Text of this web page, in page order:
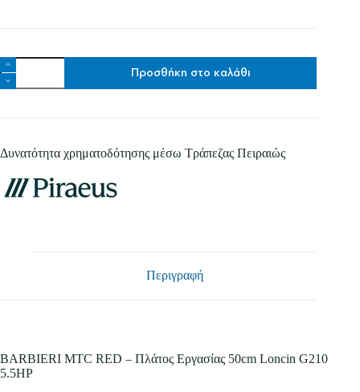
BARBIERI
MTC
RED
εργασίας:
Loncin
210
5,5
Προσθήκη στο καλάθι
Δυνατότητα χρηματοδότησης μέσω Τράπεζας Πειραιώς
Περιγραφή
BARBIERI MTC RED – Πλάτος Εργασίας 50cm Loncin G210
5.5HP